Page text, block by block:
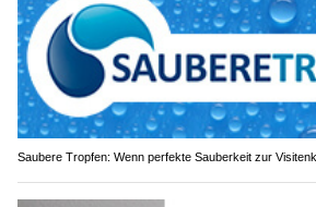
Saubere Tropfen: Wenn perfekte Sauberkeit zur